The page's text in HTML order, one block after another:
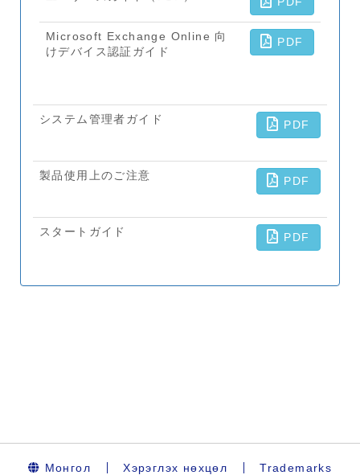
Монгол Хэрэглэх нөхцөл Trademarks